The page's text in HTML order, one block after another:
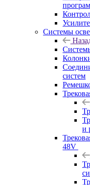
Системы
систем
и
48V